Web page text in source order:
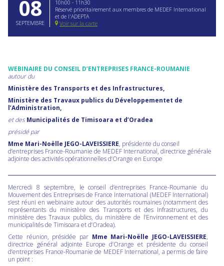
08
SEPTEMBRE
10h00 - 11h30
Réservé prioritairement aux membres de MEDEF International
et de l'ADEPTA
Voir sur la carte
WEBINAIRE DU CONSEIL D’ENTREPRISES FRANCE-ROUMANIE
autour du
Ministère des Transports et des Infrastructures,
Ministère des Travaux publics du Développementet de
l’Administration,
et des Municipalités de Timisoara et d’Oradea
présidé par
Mme Mari-Noëlle JEGO-LAVEISSIERE, présidente du conseil
d’entreprises France-Roumanie de MEDEF International, directrice générale
adjointe des activités opérationnelles d’Orange en Europe
Mercredi 8 septembre, le conseil d’entreprises France-Roumanie du
Mouvement des Entreprises de France International (MEDEF International)
s’est réuni en webinaire autour des autorités roumaines (notamment des
représentants du ministère des Transports et des Infrastructures, du
ministère des Travaux publics, du ministère de l’Environnement et des
municipalités de Timisoara et d’Oradea).
Cette réunion, présidée par Mme Mari-Noëlle JEGO-LAVEISSIERE,
directrice général adjointe Europe d’Orange et présidente du conseil
d’entreprises France-Roumanie de MEDEF International, a permis de faire
un point :